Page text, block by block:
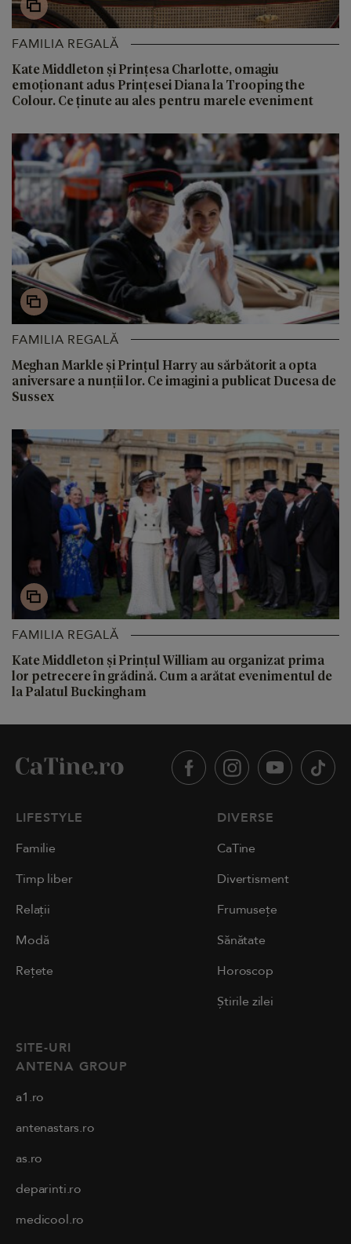
FAMILIA REGALĂ
Kate Middleton și Prințesa Charlotte, omagiu
emoționant adus Prințesei Diana la Trooping the
Colour. Ce ținute au ales pentru marele eveniment
FAMILIA REGALĂ
Meghan Markle și Prințul Harry au sărbătorit a opta
aniversare a nunții lor. Ce imagini a publicat Ducesa de
Sussex
FAMILIA REGALĂ
Kate Middleton și Prințul William au organizat prima
lor petrecere în grădină. Cum a arătat evenimentul de
la Palatul Buckingham
LIFESTYLE
Familie
Timp liber
Relații
Modă
Rețete
DIVERSE
CaTine
Divertisment
Frumusețe
Sănătate
Horoscop
Știrile zilei
SITE-URI
ANTENA GROUP
a1.ro
antenastars.ro
as.ro
deparinti.ro
medicool.ro